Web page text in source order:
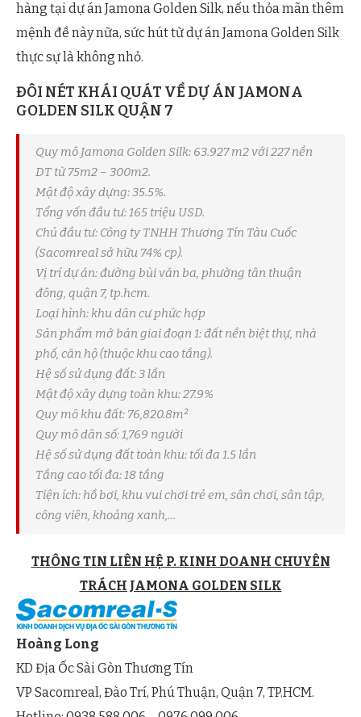
hàng tại dự án Jamona Golden Silk, nếu thỏa mãn thêm
mệnh đề này nữa, sức hút từ dự án Jamona Golden Silk
thực sự là không nhỏ.
ĐÔI NÉT KHÁI QUÁT VỀ DỰ ÁN JAMONA
GOLDEN SILK QUẬN 7
Quy mô Jamona Golden Silk: 63.927 m2 với 227 nền
DT từ 75m2 – 300m2.
Mật độ xây dựng: 35.5%.
Tổng vốn đầu tư: 165 triệu USD.
Chủ đầu tư: Công ty TNHH Thương Tín Tàu Cuốc
(Sacomreal sở hữu 74% cp).
Vị trí dự án: đường bùi văn ba, phường tân thuận
đông, quận 7, tp.hcm.
Loại hình: khu dân cư phức hợp
Sản phẩm mở bán giai đoạn 1: đất nền biệt thự, nhà
phố, căn hộ (thuộc khu cao tầng).
Hệ số sử dụng đất: 3 lần
Mật độ xây dựng toàn khu: 27.9%
Quy mô khu đất: 76,820.8m²
Quy mô dân số: 1,769 người
Hệ số sử dụng đất toàn khu: tối đa 1.5 lần
Tầng cao tối đa: 18 tầng
Tiện ích: hồ bơi, khu vui chơi trẻ em, sân chơi, sân tập,
công viên, khoảng xanh,…
THÔNG TIN LIÊN HỆ P. KINH DOANH CHUYÊN
TRÁCH JAMONA GOLDEN SILK
Hoàng Long
KD Địa Ốc Sài Gòn Thương Tín
VP Sacomreal, Đào Trí, Phú Thuận, Quận 7, TP.HCM.